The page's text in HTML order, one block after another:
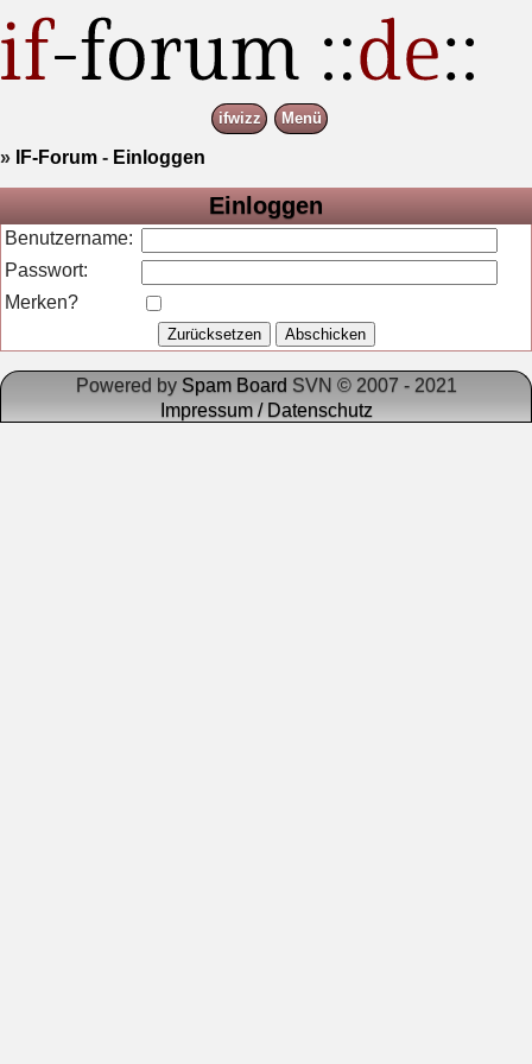
ifwizz Menü
» IF-Forum - Einloggen
Einloggen
Benutzername:
Passwort:
Merken?
Powered by Spam Board SVN © 2007 - 2021
Impressum / Datenschutz